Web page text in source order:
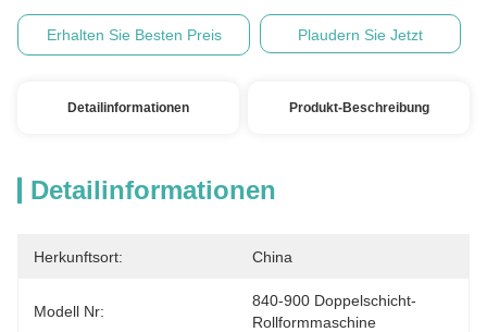
Erhalten Sie Besten Preis Plaudern Sie Jetzt
Detailinformationen Produkt-Beschreibung
Detailinformationen
Herkunftsort: China
Modell Nr:
840-900 Doppelschicht-
Rollformmaschine